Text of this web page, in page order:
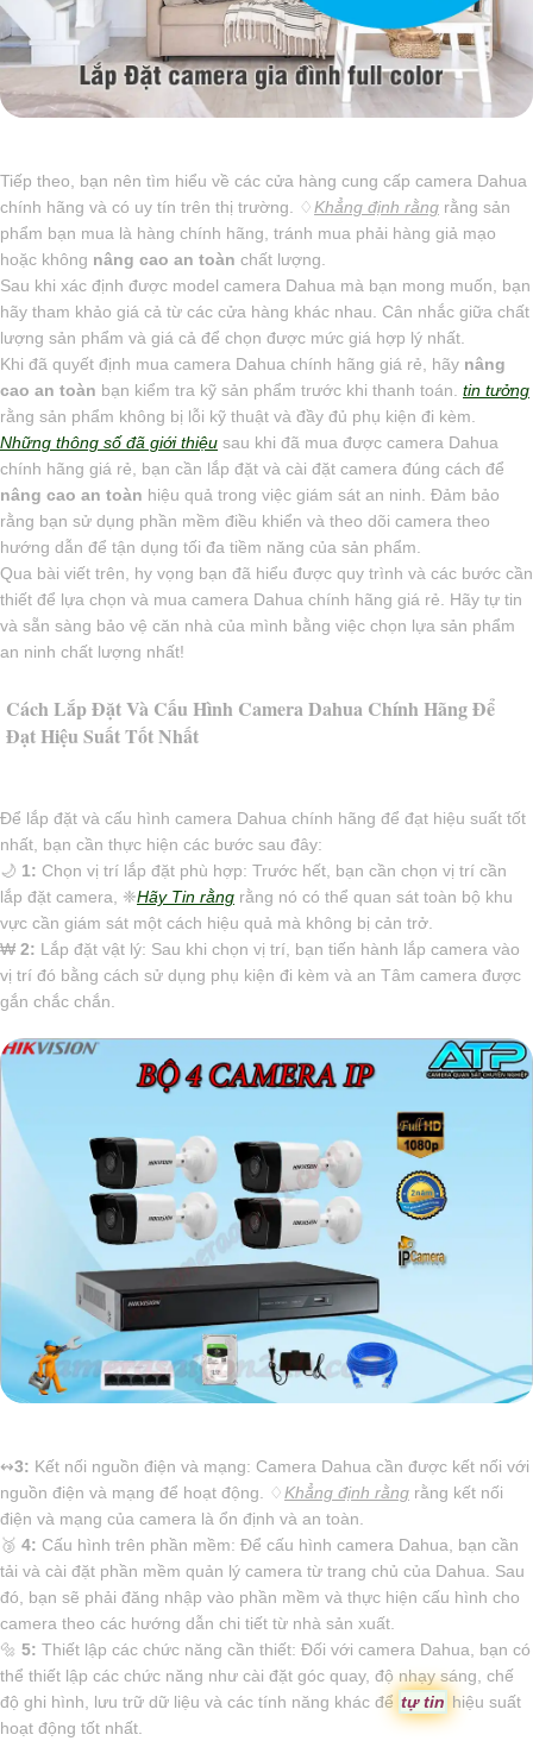
Tiếp theo, bạn nên tìm hiểu về các cửa hàng cung cấp camera Dahua
chính hãng và có uy tín trên thị trường. ♢Khẳng định rằng rằng sản
phẩm bạn mua là hàng chính hãng, tránh mua phải hàng giả mạo
hoặc không nâng cao an toàn chất lượng.
Sau khi xác định được model camera Dahua mà bạn mong muốn, bạn
hãy tham khảo giá cả từ các cửa hàng khác nhau. Cân nhắc giữa chất
lượng sản phẩm và giá cả để chọn được mức giá hợp lý nhất.
Khi đã quyết định mua camera Dahua chính hãng giá rẻ, hãy nâng
cao an toàn bạn kiểm tra kỹ sản phẩm trước khi thanh toán. tin tưởng
rằng sản phẩm không bị lỗi kỹ thuật và đầy đủ phụ kiện đi kèm.
Những thông số đã giới thiệu sau khi đã mua được camera Dahua
chính hãng giá rẻ, bạn cần lắp đặt và cài đặt camera đúng cách để
nâng cao an toàn hiệu quả trong việc giám sát an ninh. Đảm bảo
rằng bạn sử dụng phần mềm điều khiển và theo dõi camera theo
hướng dẫn để tận dụng tối đa tiềm năng của sản phẩm.
Qua bài viết trên, hy vọng bạn đã hiểu được quy trình và các bước cần
thiết để lựa chọn và mua camera Dahua chính hãng giá rẻ. Hãy tự tin
và sẵn sàng bảo vệ căn nhà của mình bằng việc chọn lựa sản phẩm
an ninh chất lượng nhất!
Cách Lắp Đặt Và Cấu Hình Camera Dahua Chính Hãng Để
Đạt Hiệu Suất Tốt Nhất
Để lắp đặt và cấu hình camera Dahua chính hãng để đạt hiệu suất tốt
nhất, bạn cần thực hiện các bước sau đây:
🌙 1: Chọn vị trí lắp đặt phù hợp: Trước hết, bạn cần chọn vị trí cần
lắp đặt camera, ❈Hãy Tin rằng rằng nó có thể quan sát toàn bộ khu
vực cần giám sát một cách hiệu quả mà không bị cản trở.
₩ 2: Lắp đặt vật lý: Sau khi chọn vị trí, bạn tiến hành lắp camera vào
vị trí đó bằng cách sử dụng phụ kiện đi kèm và an Tâm camera được
gắn chắc chắn.
↭3: Kết nối nguồn điện và mạng: Camera Dahua cần được kết nối với
nguồn điện và mạng để hoạt động. ♢Khẳng định rằng rằng kết nối
điện và mạng của camera là ổn định và an toàn.
🥉 4: Cấu hình trên phần mềm: Để cấu hình camera Dahua, bạn cần
tải và cài đặt phần mềm quản lý camera từ trang chủ của Dahua. Sau
đó, bạn sẽ phải đăng nhập vào phần mềm và thực hiện cấu hình cho
camera theo các hướng dẫn chi tiết từ nhà sản xuất.
🔩 5: Thiết lập các chức năng cần thiết: Đối với camera Dahua, bạn có
thể thiết lập các chức năng như cài đặt góc quay, độ nhạy sáng, chế
độ ghi hình, lưu trữ dữ liệu và các tính năng khác để tự tin hiệu suất
hoạt động tốt nhất.